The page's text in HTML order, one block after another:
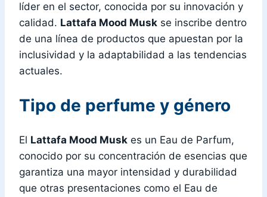
líder en el sector, conocida por su innovación y
calidad. Lattafa Mood Musk se inscribe dentro
de una línea de productos que apuestan por la
inclusividad y la adaptabilidad a las tendencias
actuales.
Tipo de perfume y género
El Lattafa Mood Musk es un Eau de Parfum,
conocido por su concentración de esencias que
garantiza una mayor intensidad y durabilidad
que otras presentaciones como el Eau de